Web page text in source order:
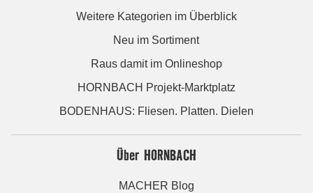
Weitere Kategorien im Überblick
Neu im Sortiment
Raus damit im Onlineshop
HORNBACH Projekt-Marktplatz
BODENHAUS: Fliesen. Platten. Dielen
Über HORNBACH
MACHER Blog